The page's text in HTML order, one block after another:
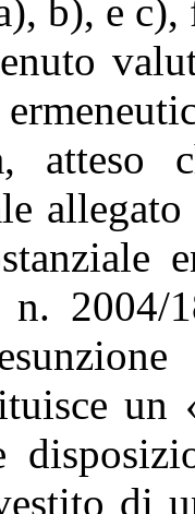
b), e
atteso
2004/
di